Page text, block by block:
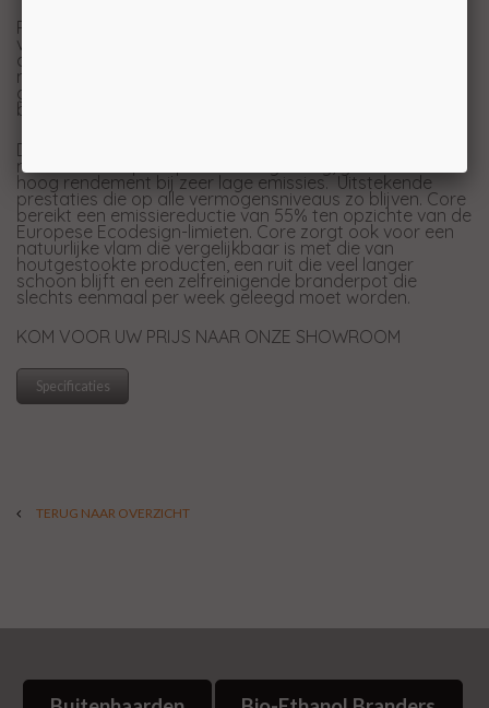
Pelletkachel die de innovatieve Core-
verbrandingstechnologie combineert met een
aantrekkelijk design geïnspireerd op de Scandinavische
minimalistische smaak. De bekleding bestaat volledig uit
gelakt staal (Black en Bronze). Intelligent beheer van de
brandstof met de
De nieuwe Core-verbrandingstechnologie, die gebruik
maakt van de principes van vergassing, garandeert een
hoog rendement bij zeer lage emissies. Uitstekende
prestaties die op alle vermogensniveaus zo blijven. Core
bereikt een emissiereductie van 55% ten opzichte van de
Europese Ecodesign-limieten. Core zorgt ook voor een
natuurlijke vlam die vergelijkbaar is met die van
houtgestookte producten, een ruit die veel langer
schoon blijft en een zelfreinigende branderpot die
slechts eenmaal per week geleegd moet worden.
KOM VOOR UW PRIJS NAAR ONZE SHOWROOM
Specificaties
TERUG NAAR OVERZICHT